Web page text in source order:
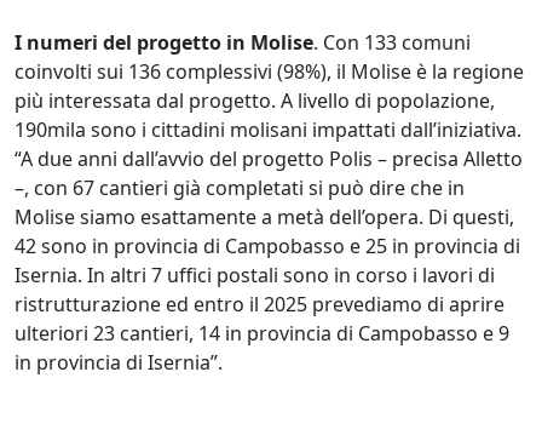
I numeri del progetto in Molise. Con 133 comuni
coinvolti sui 136 complessivi (98%), il Molise è la regione
più interessata dal progetto. A livello di popolazione,
190mila sono i cittadini molisani impattati dall’iniziativa.
“A due anni dall’avvio del progetto Polis – precisa Alletto
–, con 67 cantieri già completati si può dire che in
Molise siamo esattamente a metà dell’opera. Di questi,
42 sono in provincia di Campobasso e 25 in provincia di
Isernia. In altri 7 uffici postali sono in corso i lavori di
ristrutturazione ed entro il 2025 prevediamo di aprire
ulteriori 23 cantieri, 14 in provincia di Campobasso e 9
in provincia di Isernia”.